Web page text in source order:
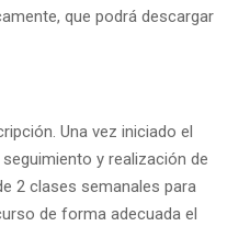
que podrá descargar
Una vez iniciado el
y realización de
2 clases semanales para
de forma adecuada el